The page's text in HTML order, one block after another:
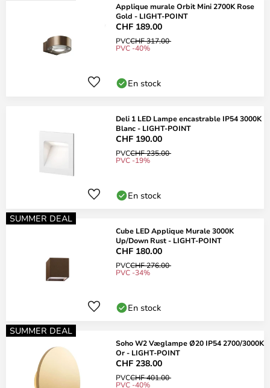
Applique murale Orbit Mini 2700K Rose
Gold - LIGHT-POINT
CHF 189.00
PVCCHF 317.00
PVC -40%
En stock
Deli 1 LED Lampe encastrable IP54 3000K
Blanc - LIGHT-POINT
CHF 190.00
PVCCHF 235.00
PVC -19%
En stock
SUMMER DEAL
Cube LED Applique Murale 3000K
Up/Down Rust - LIGHT-POINT
CHF 180.00
PVCCHF 276.00
PVC -34%
En stock
SUMMER DEAL
Soho W2 Væglampe Ø20 IP54 2700/3000K
Or - LIGHT-POINT
CHF 238.00
PVCCHF 401.00
PVC -40%